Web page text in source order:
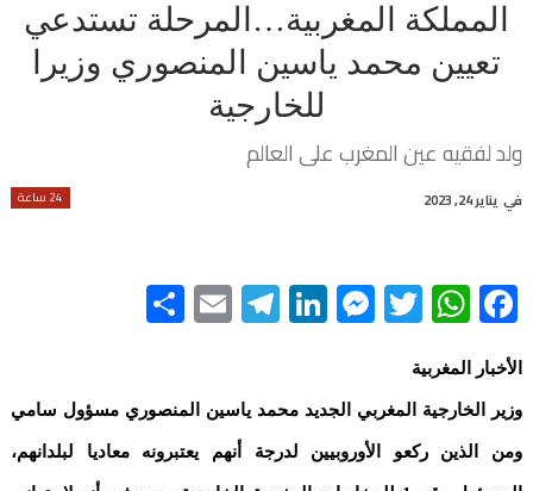
المملكة المغربية…المرحلة تستدعي
تعيين محمد ياسين المنصوري وزيرا
للخارجية
ولد لفقيه عين المغرب على العالم
24 ساعة في يناير 24, 2023
Facebook
WhatsApp
Twitter
Messenger
LinkedIn
Telegram
Email
الأخبار المغربية
وزير الخارجية المغربي الجديد محمد ياسين المنصوري مسؤول سامي
ومن الذين ركعو الأوروبيين لدرجة أنهم يعتبرونه معاديا لبلدانهم،